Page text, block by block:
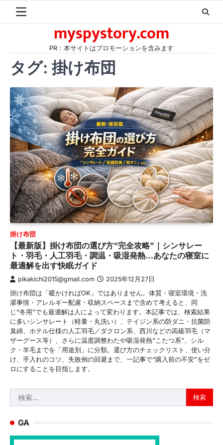
myspystory.com
PR：本サイトはプロモーションを含みます
タグ:掛け布団
掛け布団
【最新版】掛け布団の選び方“完全攻略”｜シンサレー
ト・羽毛・人工羽毛・調温・吸湿発熱…あなたの寝室に
最適解を出す快眠ガイド
pikakichi2015@gmail.com 2025年12月27日
掛け布団は「暖かければOK」ではありません。体質・寝室環境・洗
濯事情・アレルギー配慮・収納スペースまで含めて考えると、同
じ“冬用”でも最適解は人によって変わります。本記事では、検索結果
に多いシンサレート（軽量・丸洗い）、テイジン系の防ダニ・抗菌防
臭綿、ホテル仕様の人工羽毛／ダクロン系、西川などの高級羽毛（マ
ザーグース等）、さらに温度調整わたや吸湿発熱“こたつ系”、シル
ク・羊毛までを「用途別」に分類。選び方のチェックリスト、使い分
け、手入れのコツ、失敗例の回避まで、一記事で“購入前の不安”をゼ
ロにすることを目指します。
索:
GA